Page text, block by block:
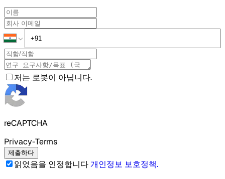
저는 로봇이 아닙니다.
reCAPTCHA
Privacy-Terms
제출하다
읽었음을 인정합니다개인정보 보호정책.